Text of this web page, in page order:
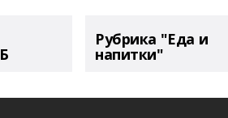
Рубрика "Еда и
напитки"